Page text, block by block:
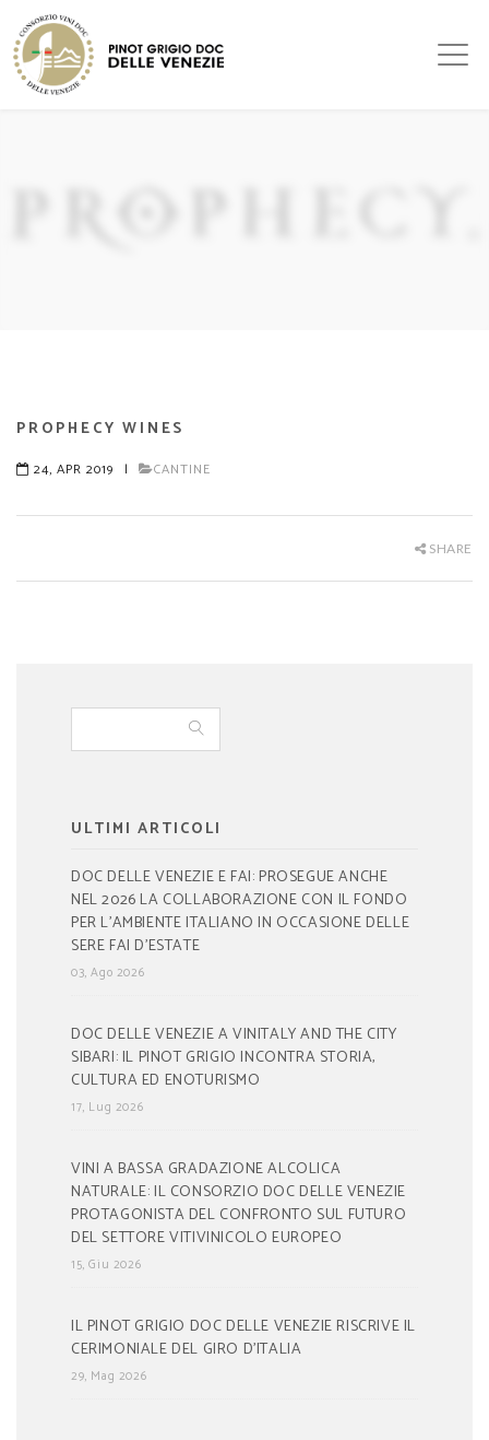
PROPHECY WINES
24, APR 2019 | CANTINE
SHARE
ULTIMI ARTICOLI
DOC DELLE VENEZIE E FAI: PROSEGUE ANCHE
NEL 2026 LA COLLABORAZIONE CON IL FONDO
PER L’AMBIENTE ITALIANO IN OCCASIONE DELLE
SERE FAI D’ESTATE
03, Ago 2026
DOC DELLE VENEZIE A VINITALY AND THE CITY
SIBARI: IL PINOT GRIGIO INCONTRA STORIA,
CULTURA ED ENOTURISMO
17, Lug 2026
VINI A BASSA GRADAZIONE ALCOLICA
NATURALE: IL CONSORZIO DOC DELLE VENEZIE
PROTAGONISTA DEL CONFRONTO SUL FUTURO
DEL SETTORE VITIVINICOLO EUROPEO
15, Giu 2026
IL PINOT GRIGIO DOC DELLE VENEZIE RISCRIVE IL
CERIMONIALE DEL GIRO D’ITALIA
29, Mag 2026